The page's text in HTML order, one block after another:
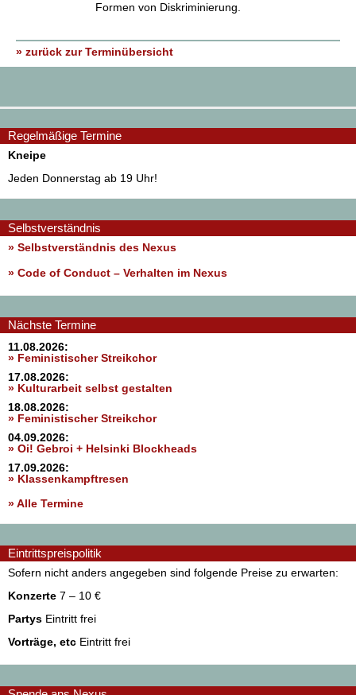
Formen von Diskriminierung.
» zurück zur Terminübersicht
Regelmäßige Termine
Kneipe
Jeden Donnerstag ab 19 Uhr!
Selbstverständnis
» Selbstverständnis des Nexus
» Code of Conduct – Verhalten im Nexus
Nächste Termine
11.08.2026:
» Feministischer Streikchor
17.08.2026:
» Kulturarbeit selbst gestalten
18.08.2026:
» Feministischer Streikchor
04.09.2026:
» Oi! Gebroi + Helsinki Blockheads
17.09.2026:
» Klassenkampftresen
» Alle Termine
Eintrittspreispolitik
Sofern nicht anders angegeben sind folgende Preise zu erwarten:
Konzerte 7 – 10 €
Partys Eintritt frei
Vorträge, etc Eintritt frei